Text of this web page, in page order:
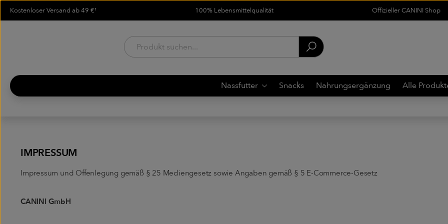
Hauptinhalt springen
Zur Suche springen
Kostenloser Versand ab 49 €¹ 100% Lebensmittelqualität Offizieller CANINI Shop
Nassfutter Snacks Nahrungsergänzung Alle
IMPRESSUM
Impressum und Offenlegung gemäß § 25 Mediengesetz sowie Angaben gemäß § 5 E-Commerce-Gesetz
CANINI GmbH